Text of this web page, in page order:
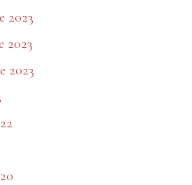
2023
2023
2023